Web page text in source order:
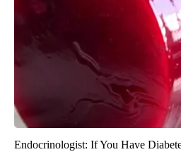
Endocrinologist: If You Have